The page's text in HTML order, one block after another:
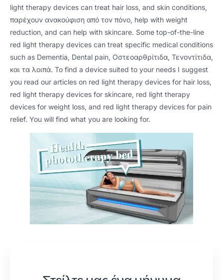
light therapy devices can treat hair loss, and skin conditions,
παρέχουν ανακούφιση από τον πόνο, help with weight
reduction, and can help with skincare. Some top-of-the-line
red light therapy devices can treat specific medical conditions
such as Dementia, Dental pain, Οστεοαρθρίτιδα, Τενοντίτιδα,
και τα λοιπά. To find a device suited to your needs I suggest
you read our articles on red light therapy devices for hair loss,
red light therapy devices for skincare, red light therapy
devices for weight loss, and red light therapy devices for pain
relief. You will find what you are looking for.